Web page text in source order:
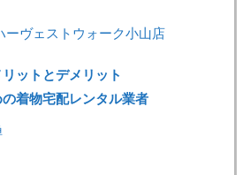
ーヴェストウォーク小山店
ットとデメリット
着物宅配レンタル業者